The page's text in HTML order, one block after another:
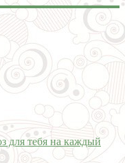
для тебя на каждый